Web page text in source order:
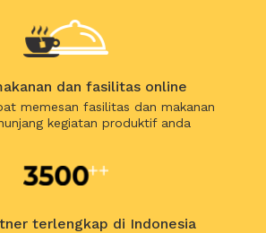
dan fasilitas online
memesan fasilitas dan makanan
kegiatan produktif anda
terlengkap di Indonesia